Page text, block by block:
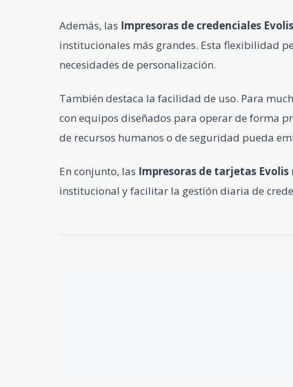
Además, las Impresoras de credenciales Evolis
institucionales más grandes. Esta flexibilidad
necesidades de personalización.
También destaca la facilidad de uso. Para
con equipos diseñados para operar de forma
de recursos humanos o de seguridad pueda
En conjunto, las Impresoras de tarjetas Evolis
institucional y facilitar la gestión diaria de